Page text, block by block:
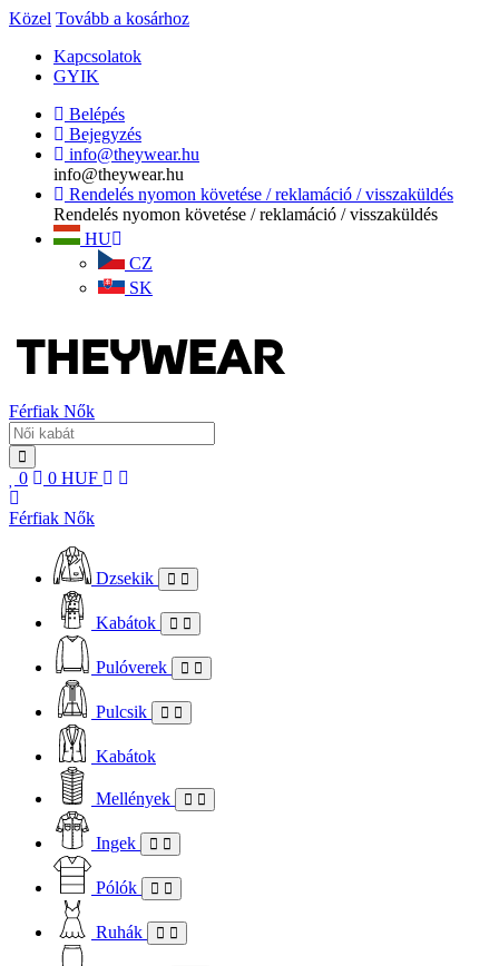
Közel Tovább a kosárhoz
Kapcsolatok
GYIK
Belépés
Bejegyzés
info@theywear.hu
info@theywear.hu
Rendelés nyomon követése / reklamáció / visszaküldés
Rendelés nyomon követése / reklamáció / visszaküldés
HU
CZ
SK
Férfiak Nők
0 0 HUF
Férfiak Nők
Dzsekik
Kabátok
Pulóverek
Pulcsik
Kabátok
Mellények
Ingek
Pólók
Ruhák